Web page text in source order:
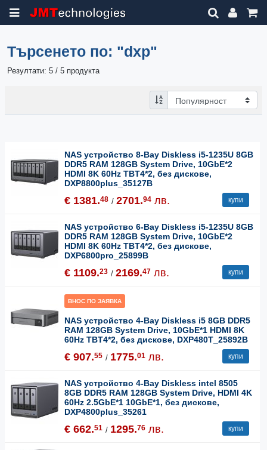
Търсенето по: "dxp"
Резултати: 5 / 5 продукта
NAS устройство 8-Bay Diskless i5-1235U 8GB
DDR5 RAM 128GB System Drive, 10GbE*2
HDMI 8K 60Hz TBT4*2, без дискове,
DXP8800plus_35127B
€ 1381.48 / 2701.94 лв. купи
NAS устройство 6-Bay Diskless i5-1235U 8GB
DDR5 RAM 128GB System Drive, 10GbE*2
HDMI 8K 60Hz TBT4*2, без дискове,
DXP6800pro_25899B
€ 1109.23 / 2169.47 лв. купи
ВНОС ПО ЗАЯВКА
NAS устройство 4-Bay Diskless i5 8GB DDR5
RAM 128GB System Drive, 10GbE*1 HDMI 8K
60Hz TBT4*2, без дискове, DXP480T_25892B
€ 907.55 / 1775.01 лв. купи
NAS устройство 4-Bay Diskless intel 8505
8GB DDR5 RAM 128GB System Drive, HDMI 4K
60Hz 2.5GbE*1 10GbE*1, без дискове,
DXP4800plus_35261
€ 662.51 / 1295.76 лв. купи